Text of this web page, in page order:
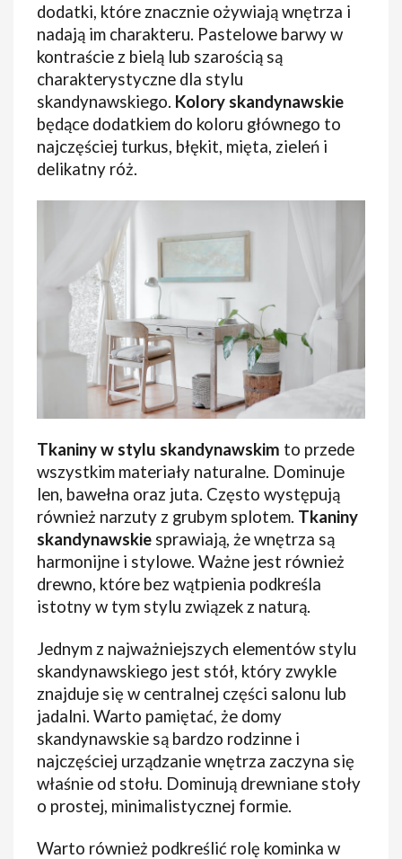
dodatki, które znacznie ożywiają wnętrza i
nadają im charakteru. Pastelowe barwy w
kontraście z bielą lub szarością są
charakterystyczne dla stylu
skandynawskiego. Kolory skandynawskie
będące dodatkiem do koloru głównego to
najczęściej turkus, błękit, mięta, zieleń i
delikatny róż.
Tkaniny w stylu skandynawskim to przede
wszystkim materiały naturalne. Dominuje
len, bawełna oraz juta. Często występują
również narzuty z grubym splotem. Tkaniny
skandynawskie sprawiają, że wnętrza są
harmonijne i stylowe. Ważne jest również
drewno, które bez wątpienia podkreśla
istotny w tym stylu związek z naturą.
Jednym z najważniejszych elementów stylu
skandynawskiego jest stół, który zwykle
znajduje się w centralnej części salonu lub
jadalni. Warto pamiętać, że domy
skandynawskie są bardzo rodzinne i
najczęściej urządzanie wnętrza zaczyna się
właśnie od stołu. Dominują drewniane stoły
o prostej, minimalistycznej formie.
Warto również podkreślić rolę kominka w